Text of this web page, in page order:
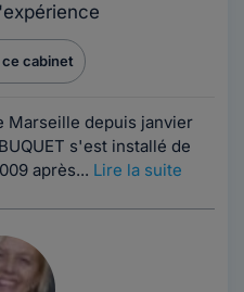
cabinet
Marseille depuis janvier
s'est installé de
après... Lire la suite